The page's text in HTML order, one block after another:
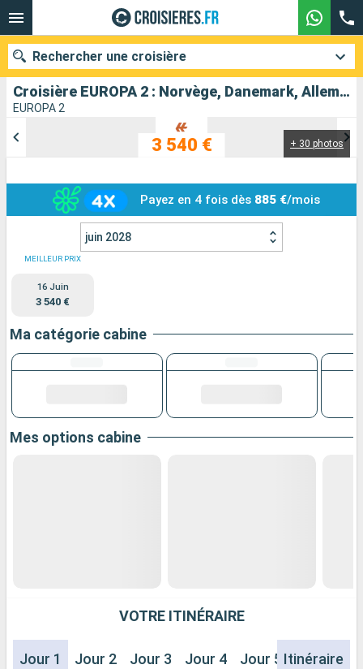
Croisière EUROPA 2 : Norvège, Danemark, Allemagne au départ de Hamburg Cruise Parade
EUROPA 2
+ 30 photos
3 540 €
Payez en 4 fois dès 885 €/mois
juin 2028
MEILLEUR PRIX
16 Juin
3 540 €
Ma catégorie cabine
Mes options cabine
VOTRE ITINÉRAIRE
Jour 1 Jour 2 Jour 3 Jour 4 Jour 5 Jour 6
Itinéraire
Rechercher une croisière
Mois de départ
Ports Compagnies